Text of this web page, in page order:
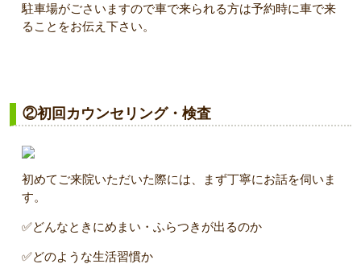
駐車場がごさいますので車で来られる方は予約時に車で来
ることをお伝え下さい。
②初回カウンセリング・検査
初めてご来院いただいた際には、まず丁寧にお話を伺いま
す。
✅どんなときにめまい・ふらつきが出るのか
✅どのような生活習慣か